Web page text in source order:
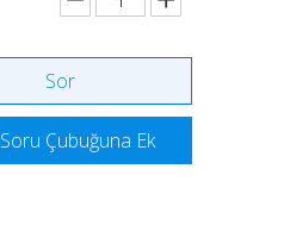
Sor
Soru Çubuğuna Ek